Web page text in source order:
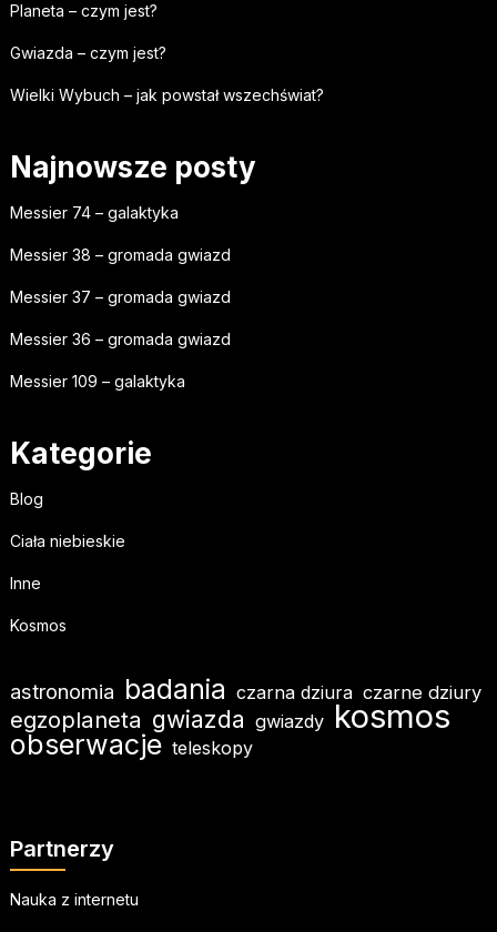
Planeta – czym jest?
Gwiazda – czym jest?
Wielki Wybuch – jak powstał wszechświat?
Najnowsze posty
Messier 74 – galaktyka
Messier 38 – gromada gwiazd
Messier 37 – gromada gwiazd
Messier 36 – gromada gwiazd
Messier 109 – galaktyka
Kategorie
Blog
Ciała niebieskie
Inne
Kosmos
astronomia badania czarna dziura czarne dziury
egzoplaneta gwiazda gwiazdy kosmos
obserwacje teleskopy
Partnerzy
Nauka z internetu